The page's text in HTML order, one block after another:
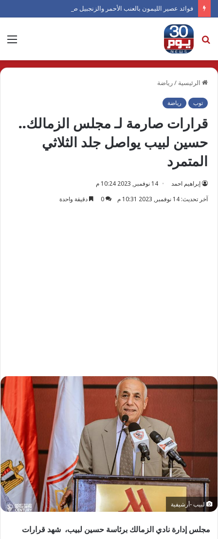
فوائد عصير الليمون بالعنب الأحمر والزنجبيل صيفًا
بحث
عن
الرئيسية /رياضة
توب رياضة
قرارات صارمة لـ مجلس الزمالك..
حسين لبيب يواصل جلد الثلاثي
المتمرد
إبراهيم احمد
14 نوفمبر, 2023 10:24 م
آخر تحديث: 14 نوفمبر, 2023 10:31 م
0 دقيقة واحدة
لبيب -أرشيفية
مجلس إدارة نادي الزمالك برئاسة حسين لبيب، شهد قرارات